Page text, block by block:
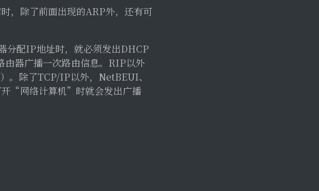
，除了前面出现的ARP外，还有可
分配IP地址时，就必须发出DHCP
由器广播一次路由信息。RIP以外
。除了TCP/IP以外，NetBEUI、
“网络计算机”时就会发出广播